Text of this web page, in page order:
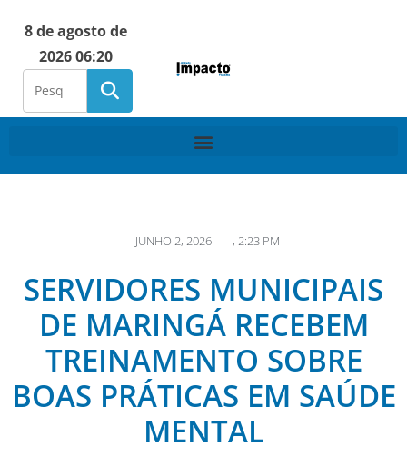
8 de agosto de
2026 06:20
JUNHO 2, 2026 , 2:23 PM
SERVIDORES MUNICIPAIS
DE MARINGÁ RECEBEM
TREINAMENTO SOBRE
BOAS PRÁTICAS EM SAÚDE
MENTAL